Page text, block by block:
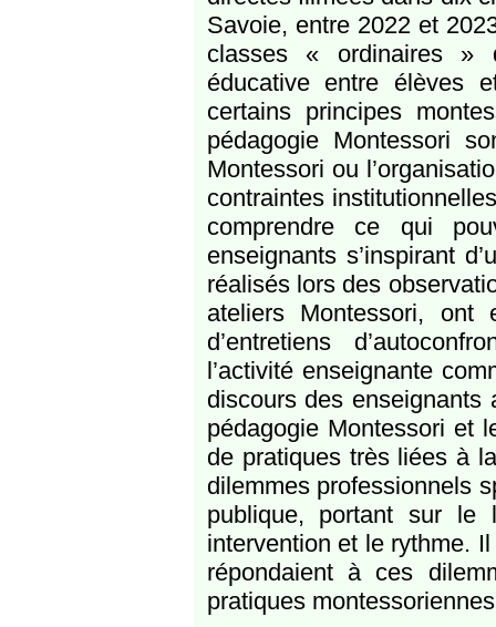
Savoie, entre 2022 et
classes « ordinaires »
éducative entre élèves
certains principes
pédagogie Montessori
Montessori ou
contraintes
comprendre ce qui
enseignants s’inspirant
réalisés lors des
ateliers Montessori,
d’entretiens
l’activité enseignante
discours des
pédagogie Montessori et
de pratiques très liées à
dilemmes professionnels
publique, portant sur le
intervention et le rythme.
répondaient à ces
pratiques